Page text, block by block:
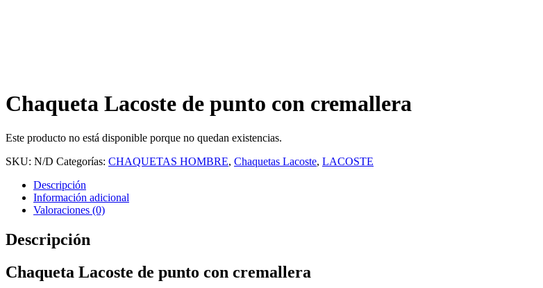
Chaqueta Lacoste de punto con cremallera
Este producto no está disponible porque no quedan existencias.
SKU: N/D Categorías: CHAQUETAS HOMBRE, Chaquetas Lacoste, LACOSTE
Descripción
Información adicional
Valoraciones (0)
Descripción
Chaqueta Lacoste de punto con cremallera